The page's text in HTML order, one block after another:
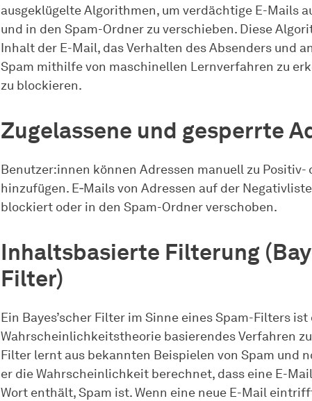
ausgeklügelte Algorithmen, um verdächtige E-Mails
und in den Spam-Ordner zu verschieben. Diese
Inhalt der E-Mail, das Verhalten des Absenders und
Spam mithilfe von maschinellen Lernverfahren zu
zu blockieren.
Zugelassene und gesperrte
Benutzer:innen können Adressen manuell zu Positiv-
hinzufügen. E‑Mails von Adressen auf der
blockiert oder in den Spam-Ordner verschoben.
Inhaltsbasierte Filterung
Filter)
Ein Bayes’scher Filter im Sinne eines Spam-Filters
Wahrscheinlichkeitstheorie basierendes Verfahren
Filter lernt aus bekannten Beispielen von Spam und
er die Wahrscheinlichkeit berechnet, dass eine E-
Wort enthält, Spam ist. Wenn eine neue E-Mail